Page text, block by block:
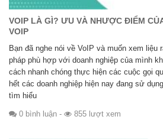
VOIP LÀ GÌ? ƯU VÀ NHƯỢC ĐIỂM
VOIP
Bạn đã nghe nói về VoIP và muốn xem liệu
pháp phù hợp với doanh nghiệp của mình
cách nhanh chóng thực hiện các cuộc gọi
hết các doanh nghiệp hiện nay đang sử
tìm hiểu
0 bình luận - 855 lượt xem